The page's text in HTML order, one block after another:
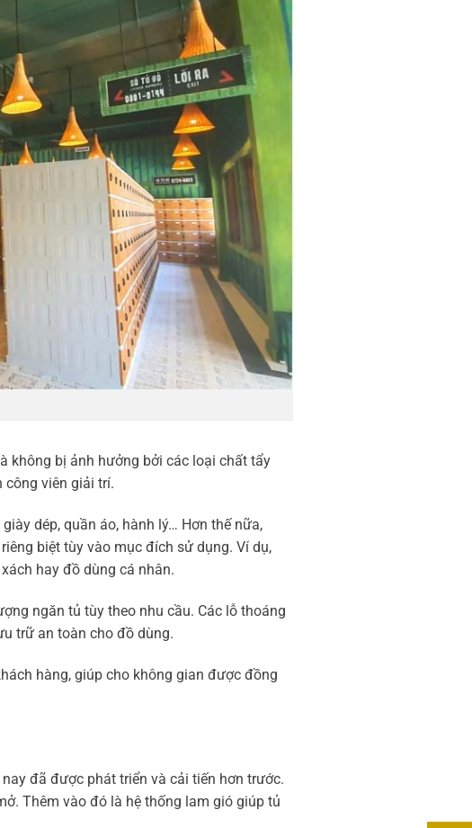
không bị ảnh hưởng bởi các loại chất tẩy
viên giải trí.
dép, quần áo, hành lý… Hơn thế nữa,
biệt tùy vào mục đích sử dụng. Ví dụ,
hay đồ dùng cá nhân.
ngăn tủ tùy theo nhu cầu. Các lỗ thoáng
trữ an toàn cho đồ dùng.
hàng, giúp cho không gian được đồng
đã được phát triển và cải tiến hơn trước.
Thêm vào đó là hệ thống lam gió giúp tủ